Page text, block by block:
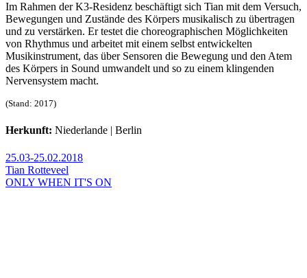
Im Rahmen der K3-Residenz beschäftigt sich Tian mit dem Versuch,
Bewegungen und Zustände des Körpers musikalisch zu übertragen
und zu verstärken. Er testet die choreographischen Möglichkeiten
von Rhythmus und arbeitet mit einem selbst entwickelten
Musikinstrument, das über Sensoren die Bewegung und den Atem
des Körpers in Sound umwandelt und so zu einem klingenden
Nervensystem macht.
(Stand: 2017)
Herkunft: Niederlande | Berlin
25.03-25.02.2018
Tian Rotteveel
ONLY WHEN IT'S ON